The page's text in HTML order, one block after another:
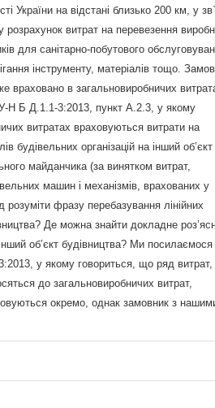
України на відстані близько 200 км, у
витрат на перевезення
для санітарно-побутового
інструменту, матеріалів тощо.
враховано в загальновиробничих
Н Б Д.1.1-3:2013, пункт А.2.3, у якому
витратах враховуються витрати на
будівельних організацій на інший об’єкт
майданчика (за винятком витрат,
машин і механізмів, врахованих у
розуміти фразу перебазування лінійних
Де можна знайти докладне
об’єкт будівництва? Ми посилаємося
у якому говориться, що ряд витрат,
до загальновиробничих витрат,
окремо, однак замовник з